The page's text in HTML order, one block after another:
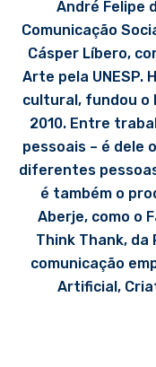
André Felipe
Comunicação
Cásper Líbero,
Arte pela UNESP.
cultural, fundou o
2010. Entre
pessoais – é dele
diferentes
é também o
Aberje, como o
Think Thank, da
comunicação
Artificial,